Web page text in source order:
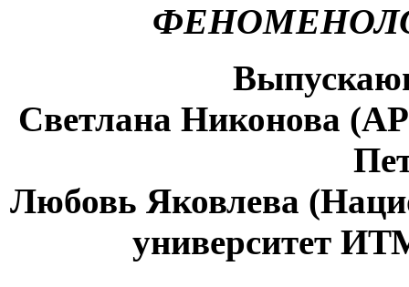
Светлана Никонова
Любовь Яковлева
университет